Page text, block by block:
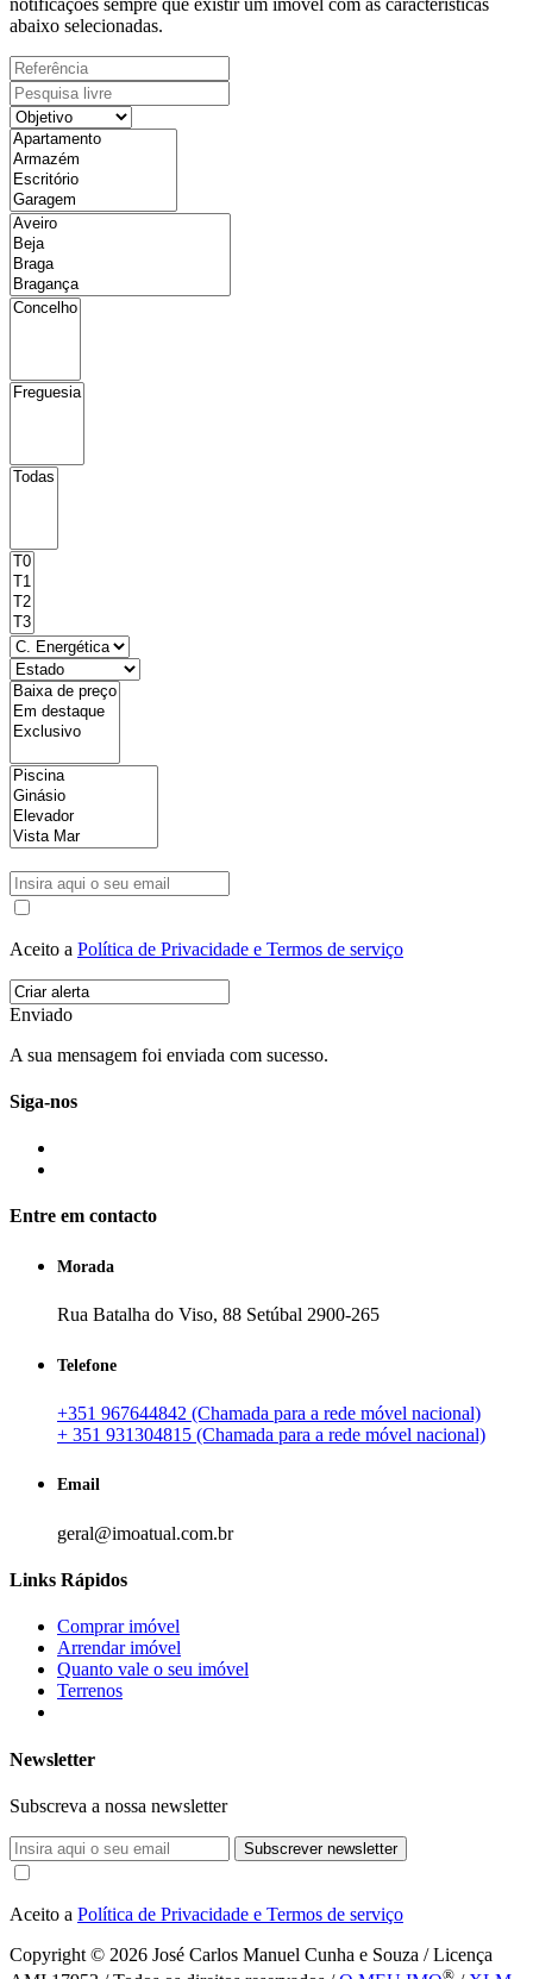
abaixo selecionadas.
Aceito a Política de Privacidade e Termos de serviço
Enviado
A sua mensagem foi enviada com sucesso.
Siga-nos
Entre em contacto
Morada
Rua Batalha do Viso, 88 Setúbal 2900-265
Telefone
+351 967644842 (Chamada para a rede móvel nacional)
+ 351 931304815 (Chamada para a rede móvel nacional)
Email
geral@imoatual.com.br
Links Rápidos
Comprar imóvel
Arrendar imóvel
Quanto vale o seu imóvel
Terrenos
Newsletter
Subscreva a nossa newsletter
Subscrever newsletter
Aceito a Política de Privacidade e Termos de serviço
Copyright © 2026 José Carlos Manuel Cunha e Souza / Licença
®